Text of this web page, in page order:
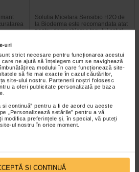
uri
strict necesare pentru funcționarea acestui
ne ajută să înțelegem cum se navighează
modului în care funcționează site-
să fie mai exacte în cazul căutărilor,
site-ului nostru. Partenerii noștri folosesc
a oferi publicitate personalizată pe baza
si continuă” pentru a fi de acord cu aceste
„Personalizează setările” pentru a vă
modifica preferințele și, în special, vă puteți
ul nostru în orice moment.
SI CONTINUĂ
Solutia Micelara Sensibio H2O de
la Bioderma este recomandata atat
pentru demachierea tenului cat si…
Lei
Lei
cu
-40% Preț întreg: 78.20 Lei
Preț redus: 46.92 Lei
GH3 Derma+ Crema antirid si
fermitate, 50 ml, Gerovital